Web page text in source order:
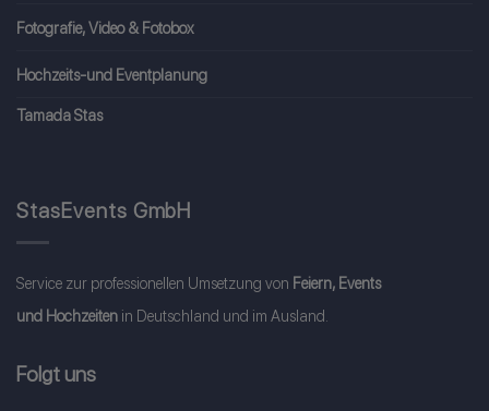
Fotografie, Video & Fotobox
Hochzeits-und Eventplanung
Tamada Stas
StasEvents GmbH
Service zur professionellen Umsetzung von Feiern, Events
und Hochzeiten in Deutschland und im Ausland.
Folgt uns